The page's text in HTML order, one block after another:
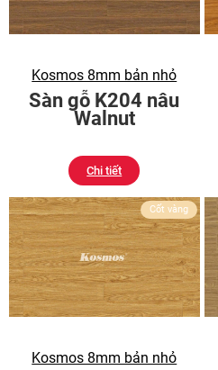
Kosmos 8mm bản nhỏ
Sàn gỗ K204 nâu
Walnut
Chi tiết
Cốt vàng
Kosmos 8mm bản nhỏ